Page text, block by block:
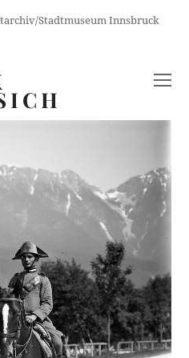
Stadtmuseum Innsbruck